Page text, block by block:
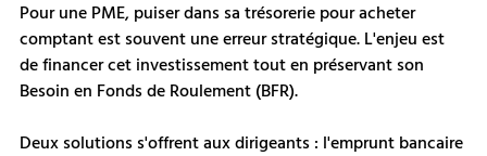
Pour une PME, puiser dans sa trésorerie pour acheter
comptant est souvent une erreur stratégique. L'enjeu est
de financer cet investissement tout en préservant son
Besoin en Fonds de Roulement (BFR).
Deux solutions s'offrent aux dirigeants : l'emprunt bancaire